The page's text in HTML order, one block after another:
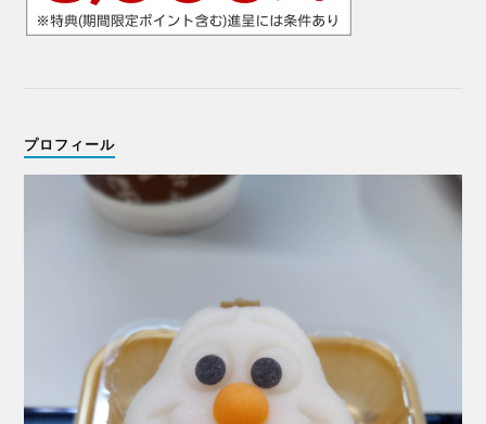
プロフィール